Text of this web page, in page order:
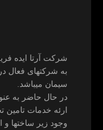
شرکت آرتا ایده
به شرکتهای فعال
سیمان میباشد.
در حال حاضر به
ارئه خدمات تامین
وجود زیر ساختها و